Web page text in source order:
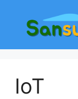
IoT